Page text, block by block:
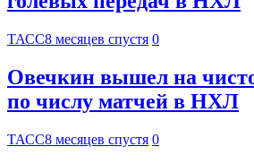
ТАСС8 месяцев спустя 0
Овечкин вышел на
по числу матчей в НХЛ
ТАСС8 месяцев спустя 0